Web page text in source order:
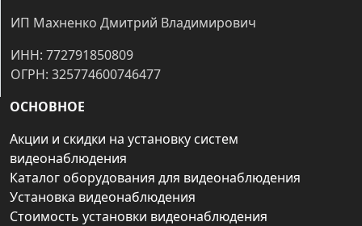
ИП Махненко Дмитрий Владимирович
ИНН: 772791850809
ОГРН: 325774600746477
ОСНОВНОЕ
Акции и скидки на установку систем
видеонаблюдения
Каталог оборудования для видеонаблюдения
Установка видеонаблюдения
Стоимость установки видеонаблюдения